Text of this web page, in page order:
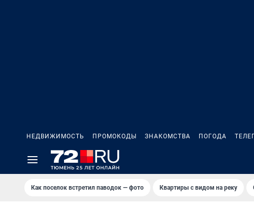
НЕДВИЖИМОСТЬ ПРОМОКОДЫ ЗНАКОМСТВА ПОГОДА
Как поселок встретил паводок — фото Квартиры с видом на реку